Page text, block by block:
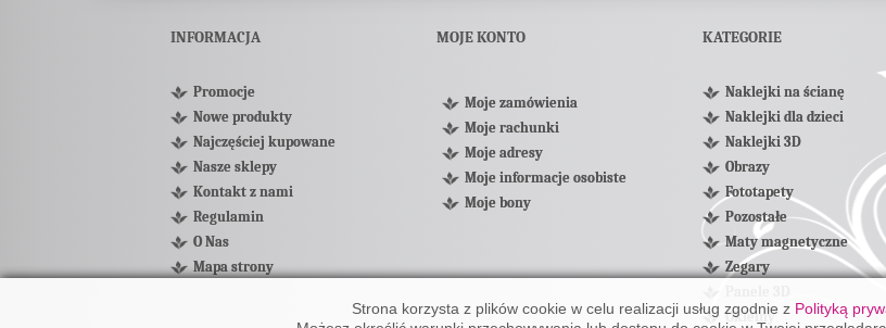
INFORMACJA
Promocje
Nowe produkty
Najczęściej kupowane
Nasze sklepy
Kontakt z nami
Regulamin
O Nas
Mapa strony
MOJE KONTO
Moje zamówienia
Moje rachunki
Moje adresy
Moje informacje osobiste
Moje bony
KATEGORIE
Naklejki na ścianę
Naklejki dla dzieci
Naklejki 3D
Obrazy
Fototapety
Pozostałe
Maty magnetyczne
Zegary
Okleiny
Strona korzysta z plików cookie w celu realizacji usług zgodnie z Polityką